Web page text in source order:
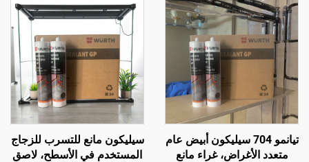
للبناء
يوريثان، أسود قوي
تيانمو 704 سيليكون أبيض عام
متعدد الأغراض، غراء مانع
سيليكون مانع للتسرب للزجاج
المستخدم في الأسطح، لاصق